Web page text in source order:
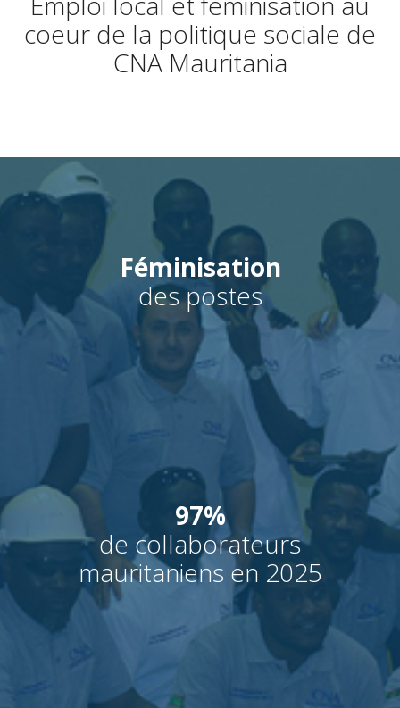
coeur de la politique sociale de
CNA Mauritania
Féminisation
des postes
97%
de collaborateurs
mauritaniens en 2025